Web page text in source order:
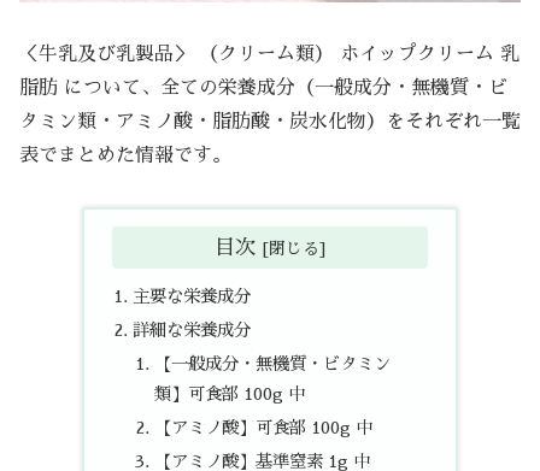
＜牛乳及び乳製品＞ （クリーム類） ホイップクリーム 乳
脂肪 について、全ての栄養成分（一般成分・無機質・ビ
タミン類・アミノ酸・脂肪酸・炭水化物）をそれぞれ一覧
表でまとめた情報です。
目次
主要な栄養成分
詳細な栄養成分
【一般成分・無機質・ビタミン
類】可食部 100g 中
【アミノ酸】可食部 100g 中
【アミノ酸】基準窒素 1g 中